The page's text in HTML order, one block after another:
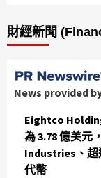
財經新聞
News provided
Eightco
為 3.78 億美元
Industries、超
代幣